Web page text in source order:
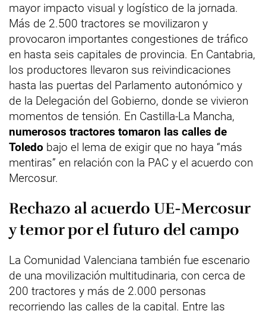
mayor impacto visual y logístico de la jornada.
Más de 2.500 tractores se movilizaron y
provocaron importantes congestiones de tráfico
en hasta seis capitales de provincia. En Cantabria,
los productores llevaron sus reivindicaciones
hasta las puertas del Parlamento autonómico y
de la Delegación del Gobierno, donde se vivieron
momentos de tensión. En Castilla-La Mancha,
numerosos tractores tomaron las calles de
Toledo bajo el lema de exigir que no haya “más
mentiras” en relación con la PAC y el acuerdo con
Mercosur.
Rechazo al acuerdo UE-Mercosur
y temor por el futuro del campo
La Comunidad Valenciana también fue escenario
de una movilización multitudinaria, con cerca de
200 tractores y más de 2.000 personas
recorriendo las calles de la capital. Entre las